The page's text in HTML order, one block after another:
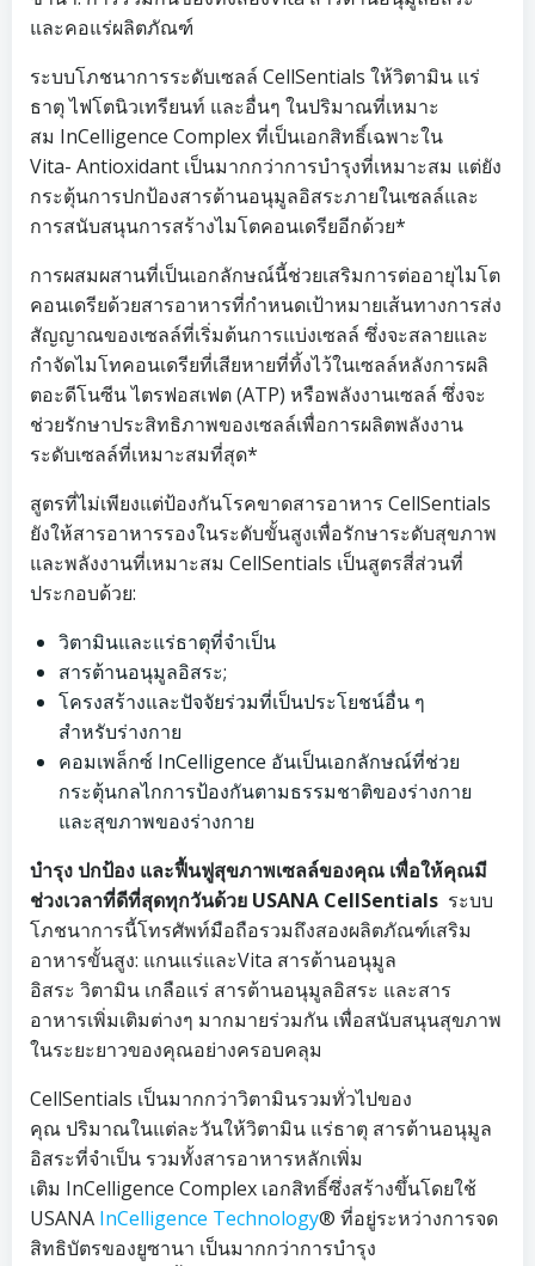
และคอแร่ผลิตภัณฑ์
ระบบโภชนาการระดับเซลล์ CellSentials ให้วิตามิน แร่
ธาตุ ไฟโตนิวเทรียนท์ และอื่นๆ ในปริมาณที่เหมาะ
สม InCelligence Complex ที่เป็นเอกสิทธิ์เฉพาะใน
Vita- Antioxidant เป็นมากกว่าการบำรุงที่เหมาะสม แต่ยัง
กระตุ้นการปกป้องสารต้านอนุมูลอิสระภายในเซลล์และ
การสนับสนุนการสร้างไมโตคอนเดรียอีกด้วย*
การผสมผสานที่เป็นเอกลักษณ์นี้ช่วยเสริมการต่ออายุไมโต
คอนเดรียด้วยสารอาหารที่กำหนดเป้าหมายเส้นทางการส่ง
สัญญาณของเซลล์ที่เริ่มต้นการแบ่งเซลล์ ซึ่งจะสลายและ
กำจัดไมโทคอนเดรียที่เสียหายที่ทิ้งไว้ในเซลล์หลังการผลิ
ตอะดีโนซีน ไตรฟอสเฟต (ATP) หรือพลังงานเซลล์ ซึ่งจะ
ช่วยรักษาประสิทธิภาพของเซลล์เพื่อการผลิตพลังงาน
ระดับเซลล์ที่เหมาะสมที่สุด*
สูตรที่ไม่เพียงแต่ป้องกันโรคขาดสารอาหาร CellSentials
ยังให้สารอาหารรองในระดับขั้นสูงเพื่อรักษาระดับสุขภาพ
และพลังงานที่เหมาะสม CellSentials เป็นสูตรสี่ส่วนที่
ประกอบด้วย:
วิตามินและแร่ธาตุที่จำเป็น
สารต้านอนุมูลอิสระ;
โครงสร้างและปัจจัยร่วมที่เป็นประโยชน์อื่น ๆ
สำหรับร่างกาย
คอมเพล็กซ์ InCelligence อันเป็นเอกลักษณ์ที่ช่วย
กระตุ้นกลไกการป้องกันตามธรรมชาติของร่างกาย
และสุขภาพของร่างกาย
บำรุง ปกป้อง และฟื้นฟูสุขภาพเซลล์ของคุณ เพื่อให้คุณมี
ช่วงเวลาที่ดีที่สุดทุกวันด้วย USANA CellSentials ระบบ
โภชนาการนี้โทรศัพท์มือถือรวมถึงสองผลิตภัณฑ์เสริม
อาหารขั้นสูง: แกนแร่และVita สารต้านอนุมูล
อิสระ วิตามิน เกลือแร่ สารต้านอนุมูลอิสระ และสาร
อาหารเพิ่มเติมต่างๆ มากมายร่วมกัน เพื่อสนับสนุนสุขภาพ
ในระยะยาวของคุณอย่างครอบคลุม
CellSentials เป็นมากกว่าวิตามินรวมทั่วไปของ
คุณ ปริมาณในแต่ละวันให้วิตามิน แร่ธาตุ สารต้านอนุมูล
อิสระที่จำเป็น รวมทั้งสารอาหารหลักเพิ่ม
เติม InCelligence Complex เอกสิทธิ์ซึ่งสร้างขึ้นโดยใช้
USANA InCelligence Technology® ที่อยู่ระหว่างการจด
สิทธิบัตรของยูซานา เป็นมากกว่าการบำรุง